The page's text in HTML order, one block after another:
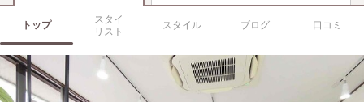
トップ
スタイ
リスト
スタイル ブログ 口コミ